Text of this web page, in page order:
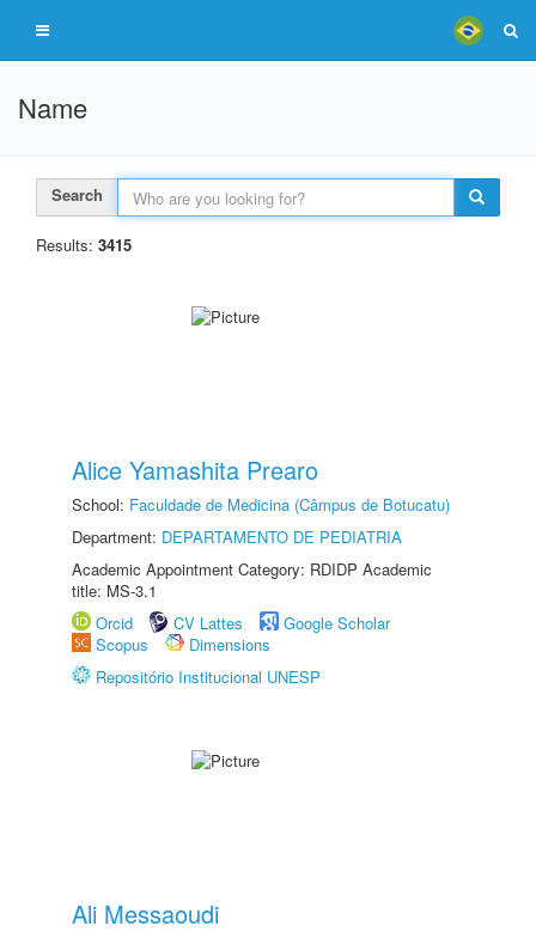
Name
Search
Results: 3415
Alice Yamashita Prearo
School: Faculdade de Medicina (Câmpus de Botucatu)
Department: DEPARTAMENTO DE PEDIATRIA
Academic Appointment Category: RDIDP Academic
title: MS-3.1
Orcid
CV Lattes
Google Scholar
Scopus
Dimensions
Repositório Institucional UNESP
Ali Messaoudi